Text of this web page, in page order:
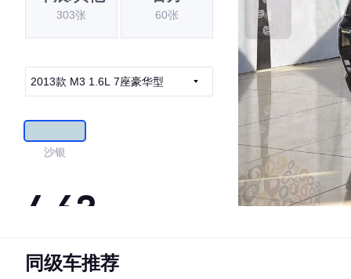
303张 60张
2013款 M3 1.6L 7座豪华型
沙银
4.63
·外观表现一般，低于59%同级车
同级车推荐